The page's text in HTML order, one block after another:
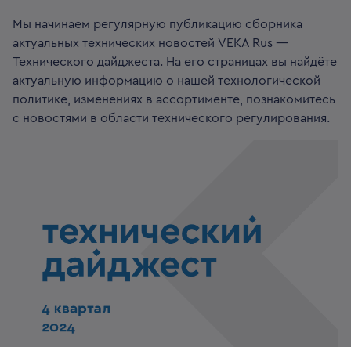
Мы начинаем регулярную публикацию сборника
актуальных технических новостей VEKA Rus —
Технического дайджеста. На его страницах вы найдёте
актуальную информацию о нашей технологической
политике, изменениях в ассортименте, познакомитесь
с новостями в области технического регулирования.